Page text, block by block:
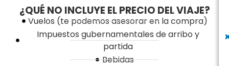
¿QUÉ NO INCLUYE EL PRECIO DEL VIAJE?
Vuelos (te podemos asesorar en la compra)
Impuestos gubernamentales de arribo y
partida
Bebidas